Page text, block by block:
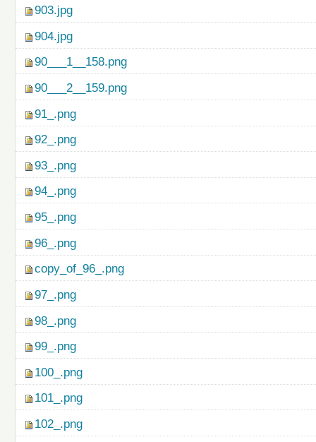
903.jpg
904.jpg
90___1__158.png
90___2__159.png
91_.png
92_.png
93_.png
94_.png
95_.png
96_.png
copy_of_96_.png
97_.png
98_.png
99_.png
100_.png
101_.png
102_.png